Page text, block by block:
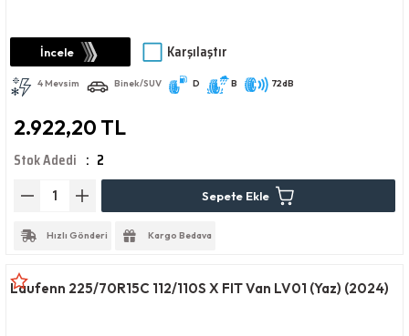
İncele Karşılaştır
4 Mevsim Binek/SUV D B 72dB
2.922,20 TL
Stok Adedi 2
Sepete Ekle
Hızlı Gönderi Kargo Bedava
Laufenn 225/70R15C 112/110S X FIT Van LV01 (Yaz) (2024)